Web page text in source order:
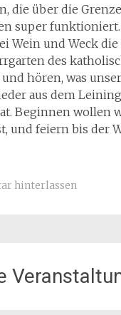
die über die
super
Wein und Weck
des
und hören, was
aus dem
Beginnen wollen
und feiern bis der
hinterlassen